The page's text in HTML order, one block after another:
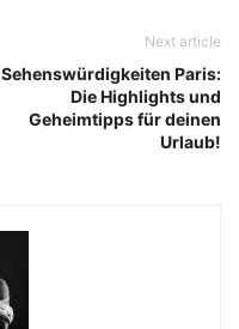
Next article
Sehenswürdigkeiten Paris:
Die Highlights und
Geheimtipps für deinen
Urlaub!